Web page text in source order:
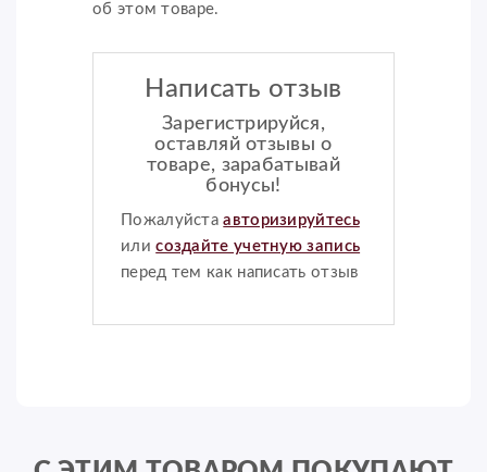
об этом товаре.
Написать отзыв
Зарегистрируйся,
оставляй отзывы о
товаре, зарабатывай
бонусы!
Пожалуйстаавторизируйтесь
илисоздайте учетную запись
перед тем как написать отзыв